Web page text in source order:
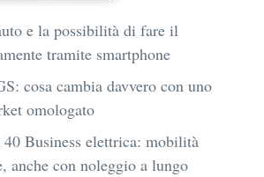
e la possibilità di fare il
tramite smartphone
cosa cambia davvero con uno
omologato
Business elettrica: mobilità
anche con noleggio a lungo